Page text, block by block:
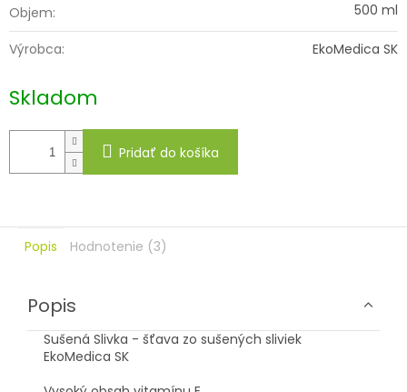
Skladom
Pridať do košíka
Objem: 500 ml
Výrobca: EkoMedica SK
Popis Hodnotenie (3)
Popis
Sušená Slivka - šťava zo sušených sliviek
EkoMedica SK